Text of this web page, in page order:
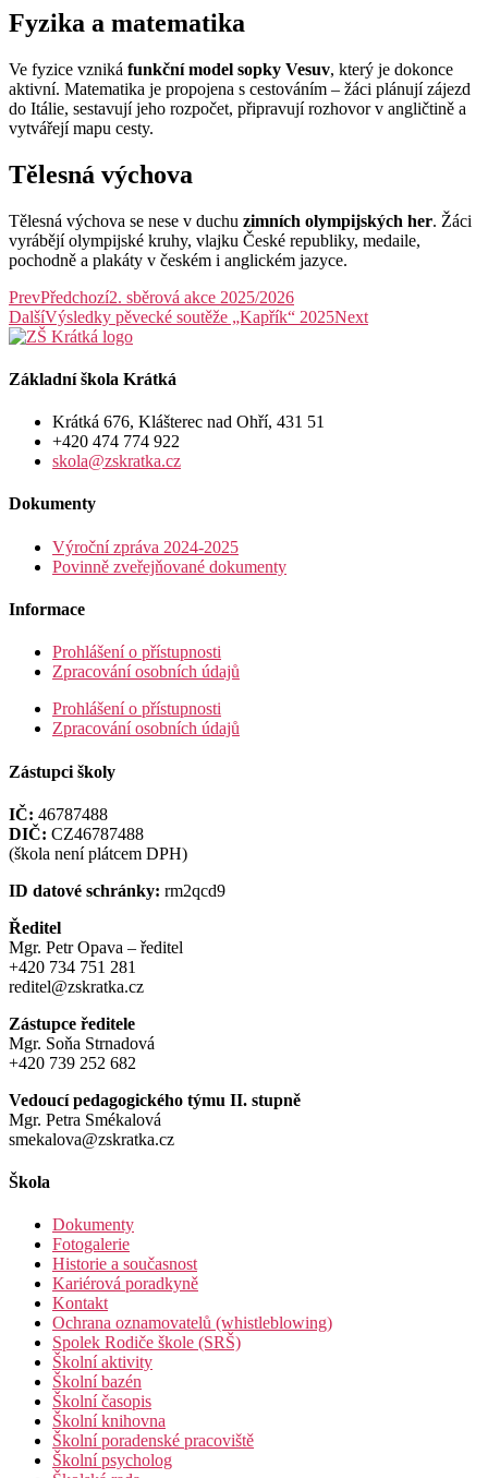
Fyzika a matematika
Ve fyzice vzniká funkční model sopky Vesuv, který je dokonce
aktivní. Matematika je propojena s cestováním – žáci plánují zájezd
do Itálie, sestavují jeho rozpočet, připravují rozhovor v angličtině a
vytvářejí mapu cesty.
Tělesná výchova
Tělesná výchova se nese v duchu zimních olympijských her. Žáci
vyrábějí olympijské kruhy, vlajku České republiky, medaile,
pochodně a plakáty v českém i anglickém jazyce.
PrevPředchozí2. sběrová akce 2025/2026
DalšíVýsledky pěvecké soutěže „Kapřík“ 2025Next
Základní škola Krátká
Krátká 676, Klášterec nad Ohří, 431 51
+420 474 774 922
skola@zskratka.cz
Dokumenty
Výroční zpráva 2024-2025
Povinně zveřejňované dokumenty
Informace
Prohlášení o přístupnosti
Zpracování osobních údajů
Prohlášení o přístupnosti
Zpracování osobních údajů
Zástupci školy
IČ: 46787488
DIČ: CZ46787488
(škola není plátcem DPH)
ID datové schránky: rm2qcd9
Ředitel
Mgr. Petr Opava – ředitel
+420 734 751 281
reditel@zskratka.cz
Zástupce ředitele
Mgr. Soňa Strnadová
+420 739 252 682
Vedoucí pedagogického týmu II. stupně
Mgr. Petra Smékalová
smekalova@zskratka.cz
Škola
Dokumenty
Fotogalerie
Historie a současnost
Kariérová poradkyně
Kontakt
Ochrana oznamovatelů (whistleblowing)
Spolek Rodiče škole (SRŠ)
Školní aktivity
Školní bazén
Školní časopis
Školní knihovna
Školní poradenské pracoviště
Školní psycholog